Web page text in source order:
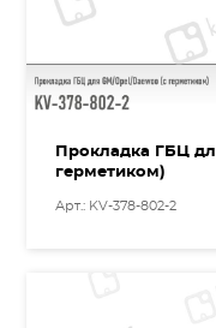
Прокладка ГБЦ
герметиком)
Арт.: KV-378-802-2